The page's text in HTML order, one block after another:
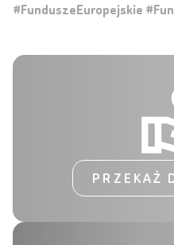
#FunduszeEuropejskie
PRZEKAŻ